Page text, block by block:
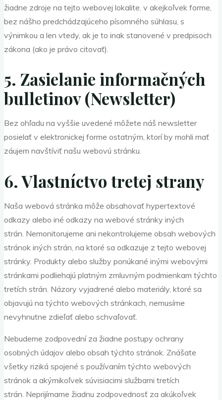
žiadne zdroje na tejto webovej lokalite. v akejkoľvek forme,
bez nášho predchádzajúceho písomného súhlasu, s
výnimkou a len vtedy, ak je to inak stanovené v predpisoch
zákona (ako je právo citovať).
5. Zasielanie informačných
bulletinov (Newsletter)
Bez ohľadu na vyššie uvedené môžete náš newsletter
posielať v elektronickej forme ostatným, ktorí by mohli mať
záujem navštíviť našu webovú stránku.
6. Vlastníctvo tretej strany
Naša webová stránka môže obsahovať hypertextové
odkazy alebo iné odkazy na webové stránky iných
strán. Nemonitorujeme ani nekontrolujeme obsah webových
stránok iných strán, na ktoré sa odkazuje z tejto webovej
stránky. Produkty alebo služby ponúkané inými webovými
stránkami podliehajú platným zmluvným podmienkam týchto
tretích strán. Názory vyjadrené alebo materiály, ktoré sa
objavujú na týchto webových stránkach, nemusíme
nevyhnutne zdieľať alebo schvaľovať.
Nebudeme zodpovední za žiadne postupy ochrany
osobných údajov alebo obsah týchto stránok. Znášate
všetky riziká spojené s používaním týchto webových
stránok a akýmikoľvek súvisiacimi službami tretích
strán. Neprijímame žiadnu zodpovednosť za akúkoľvek